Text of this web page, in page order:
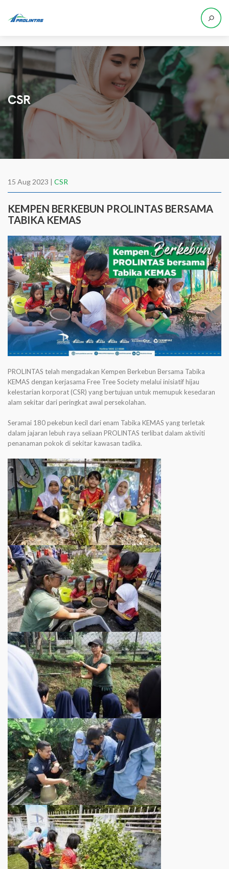
CSR
15 Aug 2023 | CSR
KEMPEN BERKEBUN PROLINTAS BERSAMA
TABIKA KEMAS
PROLINTAS telah mengadakan Kempen Berkebun Bersama Tabika
KEMAS dengan kerjasama Free Tree Society melalui inisiatif hijau
kelestarian korporat (CSR) yang bertujuan untuk memupuk kesedaran
alam sekitar dari peringkat awal persekolahan.
Seramai 180 pekebun kecil dari enam Tabika KEMAS yang terletak
dalam jajaran lebuh raya seliaan PROLINTAS terlibat dalam aktiviti
penanaman pokok di sekitar kawasan tadika.